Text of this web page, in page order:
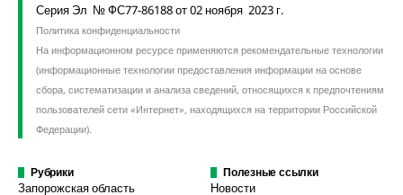
Серия Эл № ФС77-86188 от 02 ноября 2023 г.
Политика конфиденциальности
На информационном ресурсе применяются рекомендательные технологии
(информационные технологии предоставления информации на основе
сбора, систематизации и анализа сведений, относящихся к предпочтениям
пользователей сети «Интернет», находящихся на территории Российской
Федерации).
Рубрики
Запорожская область
Полезные ссылки
Новости